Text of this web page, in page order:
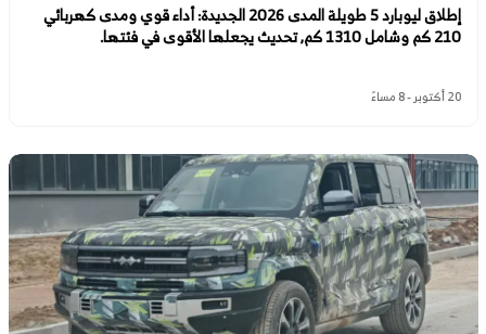
إطلاق ليوبارد 5 طويلة المدى 2026 الجديدة: أداء قوي ومدى كهربائي
210 كم وشامل 1310 كم, تحديث يجعلها الأقوى في فئتها.
20 أكتوبر - 8 مساءً